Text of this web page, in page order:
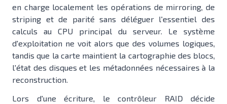
en charge localement les opérations de mirroring, de
striping et de parité sans déléguer l'essentiel des
calculs au CPU principal du serveur. Le système
d'exploitation ne voit alors que des volumes logiques,
tandis que la carte maintient la cartographie des blocs,
l'état des disques et les métadonnées nécessaires à la
reconstruction.
Lors d'une écriture, le contrôleur RAID décide